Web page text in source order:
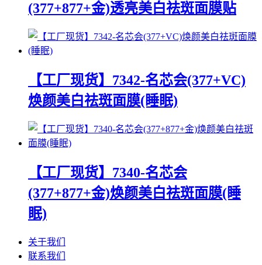
(377+877+金)透亮美白祛斑面膜贴
【工厂现货】7342-名芯会(377+VC)
焕颜美白祛斑面膜(睡眠)
【工厂现货】7340-名芯会
(377+877+金)焕颜美白祛斑面膜(睡
眠)
关于我们
联系我们